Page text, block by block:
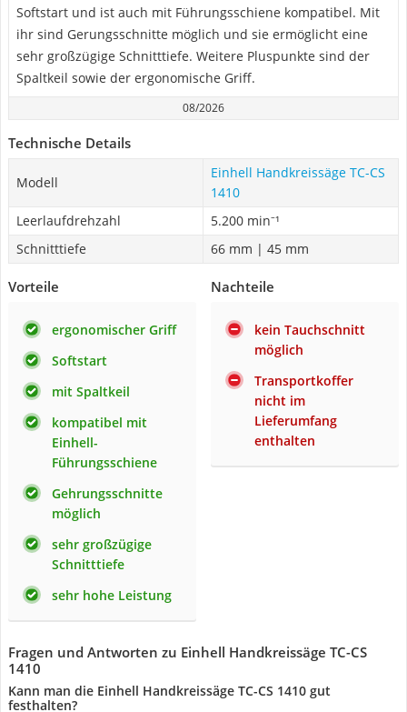
Softstart und ist auch mit Führungsschiene kompatibel. Mit
ihr sind Gerungsschnitte möglich und sie ermöglicht eine
sehr großzügige Schnitttiefe. Weitere Pluspunkte sind der
Spaltkeil sowie der ergonomische Griff.
08/2026
Technische Details
Modell
Einhell Handkreissäge TC-CS
1410
Leerlaufdrehzahl
5.200 min⁻¹
Schnitttiefe
66 mm | 45 mm
Vorteile
ergonomischer Griff
Softstart
mit Spaltkeil
kompatibel mit
Einhell-
Führungsschiene
Gehrungsschnitte
möglich
sehr großzügige
Schnitttiefe
sehr hohe Leistung
Nachteile
kein Tauchschnitt
möglich
Transportkoffer
nicht im
Lieferumfang
enthalten
Fragen und Antworten zu Einhell Handkreissäge TC-CS
1410
Kann man die Einhell Handkreissäge TC-CS 1410 gut
festhalten?